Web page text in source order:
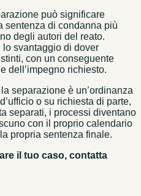
può significare
sentenza di condanna più
degli autori del reato.
lo svantaggio di dover
con un conseguente
dell’impegno richiesto.
separazione è un’ordinanza
o su richiesta di parte,
separati, i processi diventano
con il proprio calendario
propria sentenza finale.
il tuo caso, contatta